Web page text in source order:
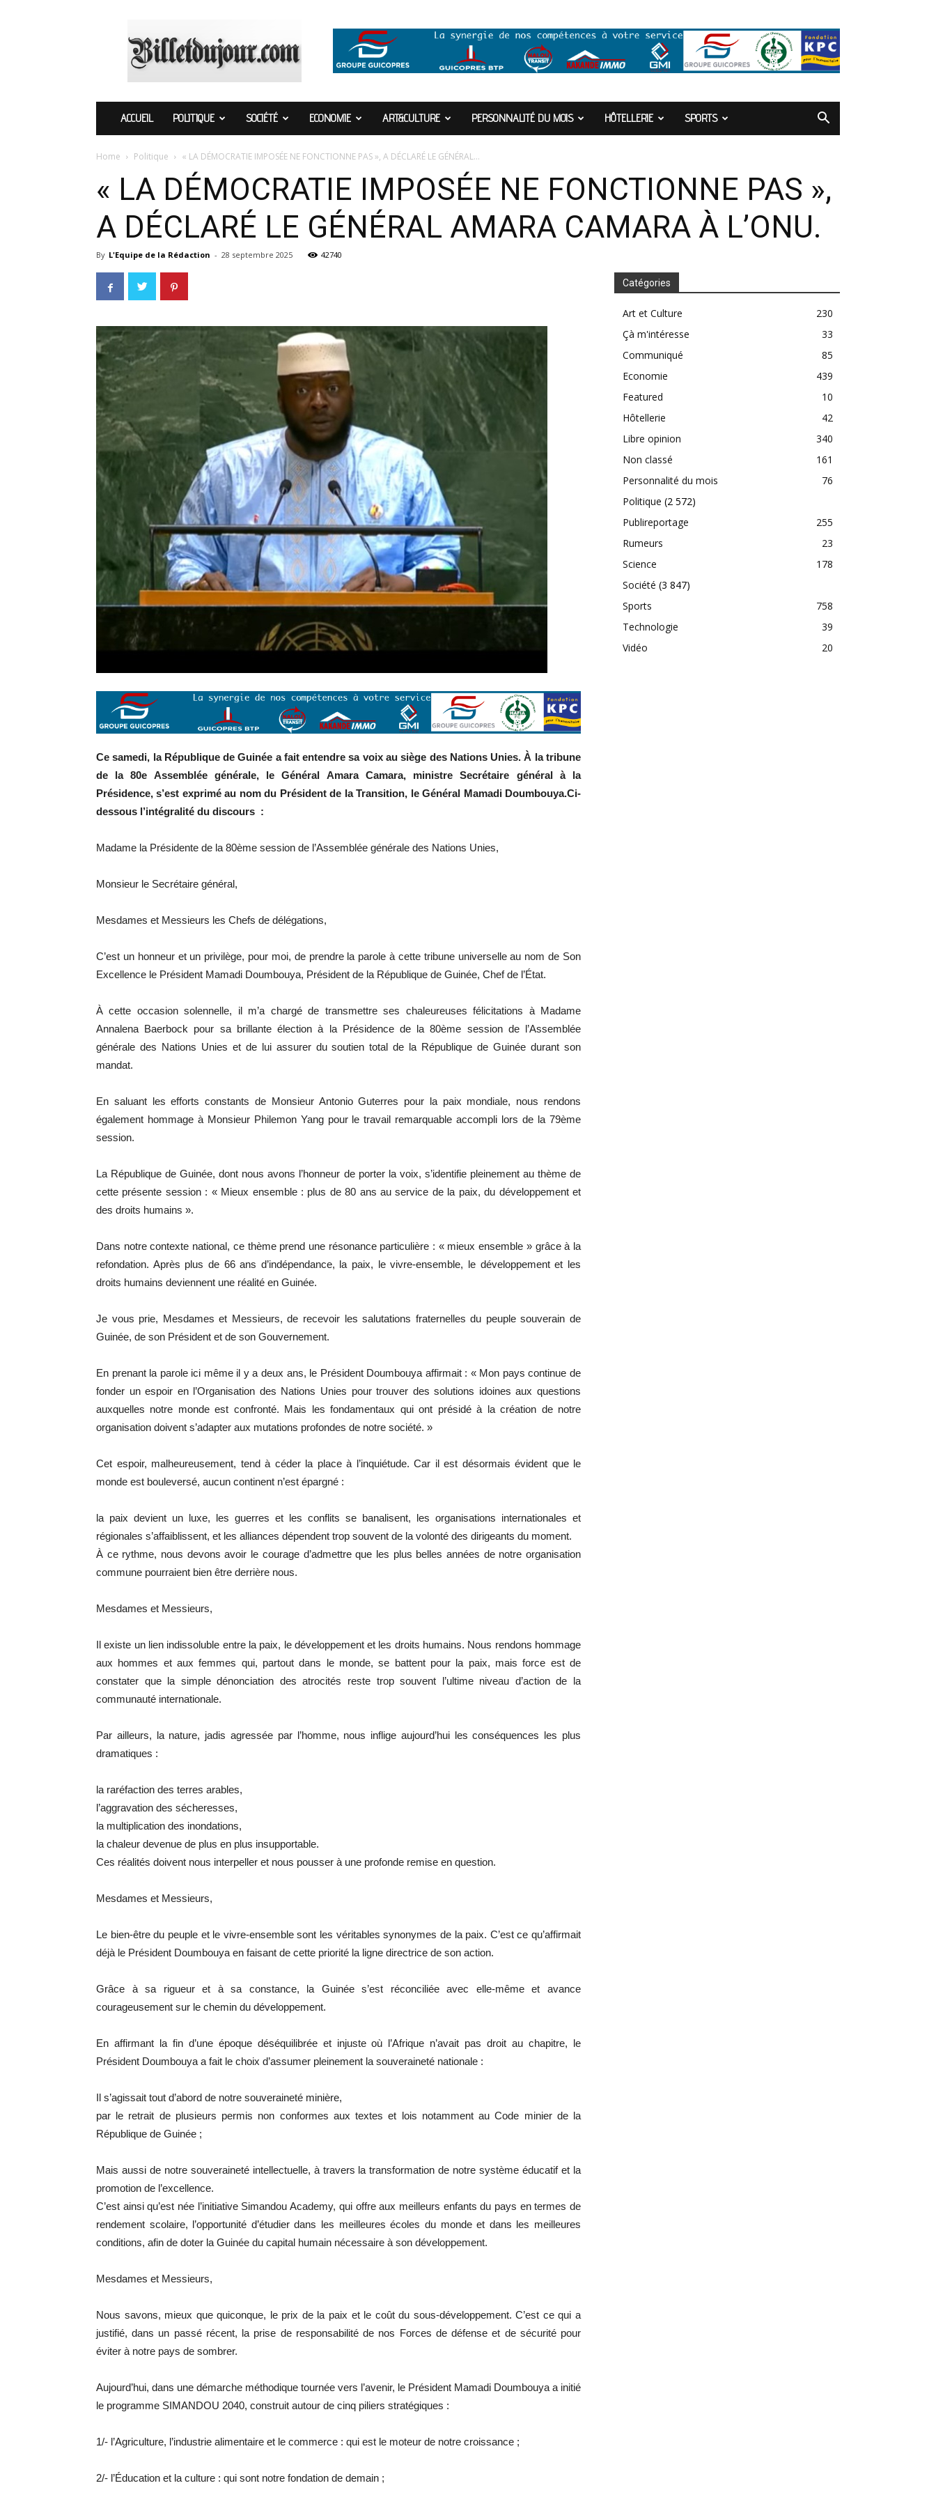
ACCUEIL POLITIQUE SOCIÉTÉ ECONOMIE ART&CULTURE PERSONNALITÉ DU MOIS HÔTELLERIE SPORTS
Home Politique « LA DÉMOCRATIE IMPOSÉE NE FONCTIONNE PAS », A DÉCLARÉ LE GÉNÉRAL...
« LA DÉMOCRATIE IMPOSÉE NE FONCTIONNE PAS »,
A DÉCLARÉ LE GÉNÉRAL AMARA CAMARA À L’ONU.
By L'Equipe de la Rédaction - 28 septembre 2025 42740
Ce samedi, la République de Guinée a fait entendre sa voix au siège des Nations Unies. À la tribune
de la 80e Assemblée générale, le Général Amara Camara, ministre Secrétaire général à la
Présidence, s’est exprimé au nom du Président de la Transition, le Général Mamadi Doumbouya.Ci-
dessous l’intégralité du discours :
Madame la Présidente de la 80ème session de l’Assemblée générale des Nations Unies,
Monsieur le Secrétaire général,
Mesdames et Messieurs les Chefs de délégations,
C’est un honneur et un privilège, pour moi, de prendre la parole à cette tribune universelle au nom de Son
Excellence le Président Mamadi Doumbouya, Président de la République de Guinée, Chef de l’État.
À cette occasion solennelle, il m’a chargé de transmettre ses chaleureuses félicitations à Madame
Annalena Baerbock pour sa brillante élection à la Présidence de la 80ème session de l’Assemblée
générale des Nations Unies et de lui assurer du soutien total de la République de Guinée durant son
mandat.
En saluant les efforts constants de Monsieur Antonio Guterres pour la paix mondiale, nous rendons
également hommage à Monsieur Philemon Yang pour le travail remarquable accompli lors de la 79ème
session.
La République de Guinée, dont nous avons l’honneur de porter la voix, s’identifie pleinement au thème de
cette présente session : « Mieux ensemble : plus de 80 ans au service de la paix, du développement et
des droits humains ».
Dans notre contexte national, ce thème prend une résonance particulière : « mieux ensemble » grâce à la
refondation. Après plus de 66 ans d’indépendance, la paix, le vivre-ensemble, le développement et les
droits humains deviennent une réalité en Guinée.
Je vous prie, Mesdames et Messieurs, de recevoir les salutations fraternelles du peuple souverain de
Guinée, de son Président et de son Gouvernement.
En prenant la parole ici même il y a deux ans, le Président Doumbouya affirmait : « Mon pays continue de
fonder un espoir en l’Organisation des Nations Unies pour trouver des solutions idoines aux questions
auxquelles notre monde est confronté. Mais les fondamentaux qui ont présidé à la création de notre
organisation doivent s’adapter aux mutations profondes de notre société. »
Cet espoir, malheureusement, tend à céder la place à l’inquiétude. Car il est désormais évident que le
monde est bouleversé, aucun continent n’est épargné :
la paix devient un luxe, les guerres et les conflits se banalisent, les organisations internationales et
régionales s’affaiblissent, et les alliances dépendent trop souvent de la volonté des dirigeants du moment.
À ce rythme, nous devons avoir le courage d’admettre que les plus belles années de notre organisation
commune pourraient bien être derrière nous.
Mesdames et Messieurs,
Il existe un lien indissoluble entre la paix, le développement et les droits humains. Nous rendons hommage
aux hommes et aux femmes qui, partout dans le monde, se battent pour la paix, mais force est de
constater que la simple dénonciation des atrocités reste trop souvent l’ultime niveau d’action de la
communauté internationale.
Par ailleurs, la nature, jadis agressée par l’homme, nous inflige aujourd’hui les conséquences les plus
dramatiques :
la raréfaction des terres arables,
l’aggravation des sécheresses,
la multiplication des inondations,
la chaleur devenue de plus en plus insupportable.
Ces réalités doivent nous interpeller et nous pousser à une profonde remise en question.
Mesdames et Messieurs,
Le bien-être du peuple et le vivre-ensemble sont les véritables synonymes de la paix. C’est ce qu’affirmait
déjà le Président Doumbouya en faisant de cette priorité la ligne directrice de son action.
Grâce à sa rigueur et à sa constance, la Guinée s’est réconciliée avec elle-même et avance
courageusement sur le chemin du développement.
En affirmant la fin d’une époque déséquilibrée et injuste où l’Afrique n’avait pas droit au chapitre, le
Président Doumbouya a fait le choix d’assumer pleinement la souveraineté nationale :
Il s’agissait tout d’abord de notre souveraineté minière,
par le retrait de plusieurs permis non conformes aux textes et lois notamment au Code minier de la
République de Guinée ;
Mais aussi de notre souveraineté intellectuelle, à travers la transformation de notre système éducatif et la
promotion de l’excellence.
C’est ainsi qu’est née l’initiative Simandou Academy, qui offre aux meilleurs enfants du pays en termes de
rendement scolaire, l’opportunité d’étudier dans les meilleures écoles du monde et dans les meilleures
conditions, afin de doter la Guinée du capital humain nécessaire à son développement.
Mesdames et Messieurs,
Nous savons, mieux que quiconque, le prix de la paix et le coût du sous-développement. C’est ce qui a
justifié, dans un passé récent, la prise de responsabilité de nos Forces de défense et de sécurité pour
éviter à notre pays de sombrer.
Aujourd’hui, dans une démarche méthodique tournée vers l’avenir, le Président Mamadi Doumbouya a initié
le programme SIMANDOU 2040, construit autour de cinq piliers stratégiques :
1/- l’Agriculture, l’industrie alimentaire et le commerce : qui est le moteur de notre croissance ;
2/- l’Éducation et la culture : qui sont notre fondation de demain ;
Catégories
Art et Culture
230
Çà m'intéresse
33
Communiqué
85
Economie
439
Featured
10
Hôtellerie
42
Libre opinion
340
Non classé
161
Personnalité du mois
76
Politique (2 572)
Publireportage
255
Rumeurs
23
Science
178
Société (3 847)
Sports
758
Technologie
39
Vidéo
20